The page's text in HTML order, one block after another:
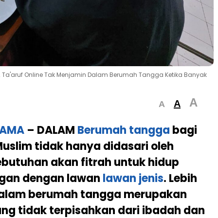
Online Tak Menjamin Dalam Berumah Tangga Ketika Banyak
A A A
– DALAM Berumah tangga bagi
tidak hanya didasari oleh
akan fitrah untuk hidup
dengan lawan lawan jenis. Lebih
berumah tangga merupakan
tidak terpisahkan dari ibadah dan